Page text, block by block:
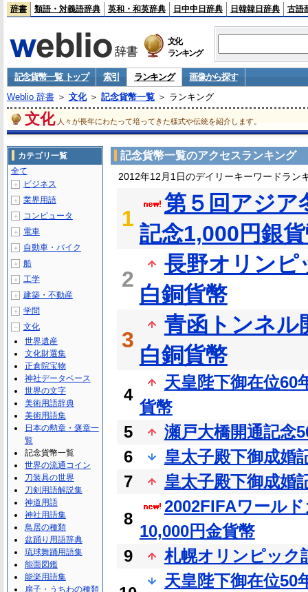
辞書 類語・対義語辞典 英和・和英辞典 日中中日辞典 日韓韓日辞典 古語
文化
ランキング
記念貨幣一覧 トップ 索引 ランキング
画像から探す
Weblio 辞書＞ 文化＞ 記念貨幣一覧＞ ランキング
文化 人々が長年にわたって培ってきた様式や伝統を紹介します。
記念貨幣一覧のアクセスランキング
2012年12月1日のデイリーキーワードラン
1
第５回アジア
記念1,000円銀
2
長野オリンピ
白銅貨幣
3
青函トンネル
白銅貨幣
4
天皇陛下御在位60
貨幣
5
瀬戸大橋開通記念
6
皇太子殿下御成婚
7
皇太子殿下御成婚
8
2002FIFAワール
10,000円金貨幣
9
札幌オリンピック
天皇陛下御在位50
カテゴリ一覧
全て
＋ ビジネス
＋ 業界用語
＋ コンピュータ
＋ 電車
＋ 自動車・バイク
＋ 船
＋ 工学
＋ 建築・不動産
＋ 学問
－
文化
世界遺産
文化財選集
正倉院宝物
神社データベース
世界の文字
美術用語辞典
美術用語集
日本の勲章・褒章一
覧
記念貨幣一覧
世界の流通コイン
刀装具の世界
刀剣用語解説集
神道用語
神社用語集
鳥居の種類
盆踊り用語辞典
琉球舞踊用語集
能面図鑑
能楽用語集
扇子・うちわの種類